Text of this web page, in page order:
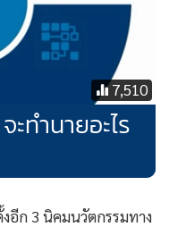
7,510
ทำนายอะไร
อีก 3 นิคมนวัตกรรมทาง